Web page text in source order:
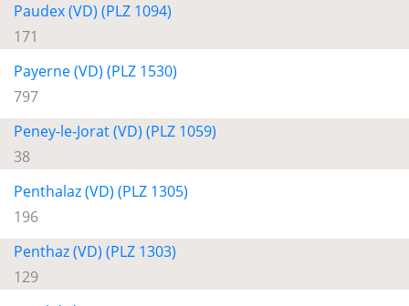
Paudex (VD) (PLZ 1094)
171
Payerne (VD) (PLZ 1530)
797
Peney-le-Jorat (VD) (PLZ 1059)
38
Penthalaz (VD) (PLZ 1305)
196
Penthaz (VD) (PLZ 1303)
129